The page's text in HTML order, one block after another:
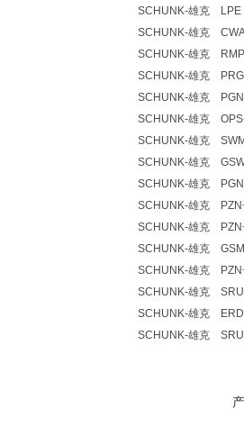
SCHUNK-雄克
SCHUNK-雄克
SCHUNK-雄克
SCHUNK-雄克
SCHUNK-雄克
SCHUNK-雄克
SCHUNK-雄克
SCHUNK-雄克
SCHUNK-雄克
SCHUNK-雄克
SCHUNK-雄克
SCHUNK-雄克
SCHUNK-雄克
SCHUNK-雄克
SCHUNK-雄克
SCHUNK-雄克